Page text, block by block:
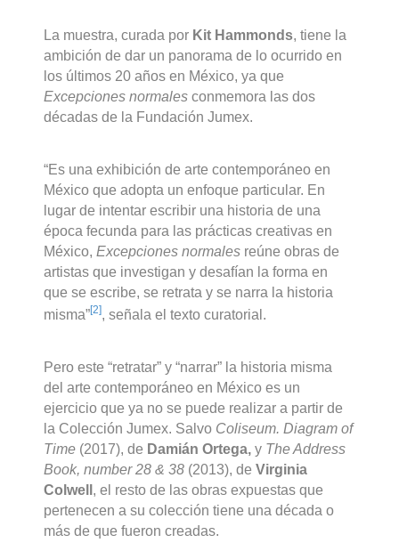
La muestra, curada por Kit Hammonds, tiene la
ambición de dar un panorama de lo ocurrido en
los últimos 20 años en México, ya que
Excepciones normalesconmemora las dos
décadas de la Fundación Jumex.
“Es una exhibición de arte contemporáneo en
México que adopta un enfoque particular. En
lugar de intentar escribir una historia de una
época fecunda para las prácticas creativas en
México,Excepciones normales reúne obras de
artistas que investigan y desafían la forma en
que se escribe, se retrata y se narra la historia
misma”[2], señala el texto curatorial.
Pero este “retratar” y “narrar” la historia misma
del arte contemporáneo en México es un
ejercicio que ya no se puede realizar a partir de
la Colección Jumex. Salvo Coliseum. Diagram of
Time (2017), de Damián Ortega, y The Address
Book, number 28 & 38 (2013), deVirginia
Colwell , el resto de las obras expuestas que
pertenecen a su colección tiene una década o
más de que fueron creadas.